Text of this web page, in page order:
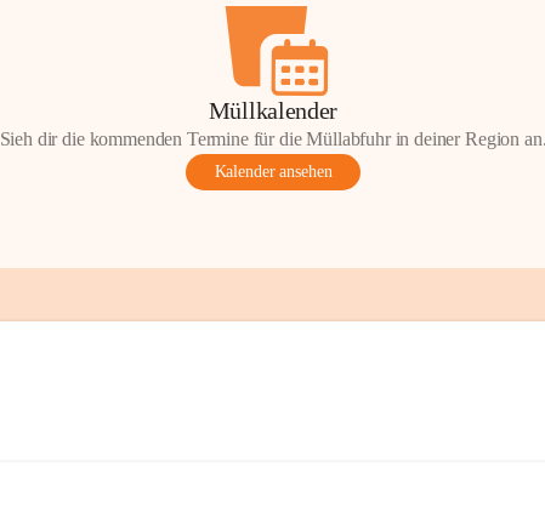
Müllkalender
Sieh dir die kommenden Termine für die Müllabfuhr in deiner Region
Kalender ansehen